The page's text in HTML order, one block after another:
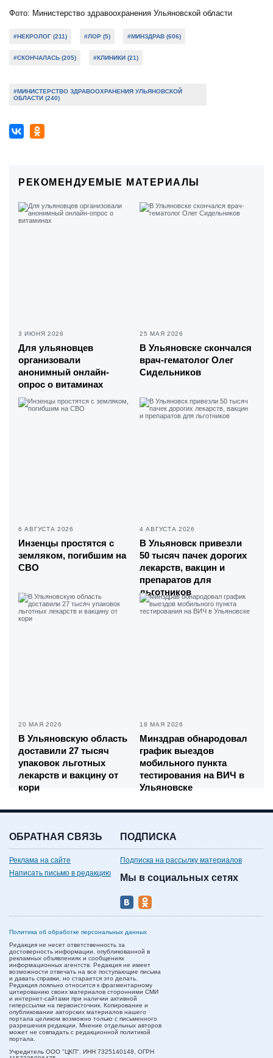
Фото: Министерство здравоохранения Ульяновской области
#НЕКРОЛОГ (211) #ЛОР (5) #МИНЗДРАВ (606)
#СКОНЧАЛАСЬ (205) #КЛИНИКИ (21)
#МИНИСТЕРСТВО ЗДРАВООХРАНЕНИЯ УЛЬЯНОВСКОЙ
ОБЛАСТИ (240)
РЕКОМЕНДУЕМЫЕ МАТЕРИАЛЫ
3 ИЮНЯ 2026
Для ульяновцев
организовали
анонимный онлайн-
опрос о витаминах
25 МАЯ 2026
В Ульяновске скончался
врач-гематолог Олег
Сидельников
6 АВГУСТА 2026
Инзенцы простятся с
земляком, погибшим на
СВО
4 АВГУСТА 2026
В Ульяновск привезли
50 тысяч пачек дорогих
лекарств, вакцин и
препаратов для
льготников
20 МАЯ 2026
В Ульяновскую область
доставили 27 тысяч
упаковок льготных
лекарств и вакцину от
кори
18 МАЯ 2026
Минздрав обнародовал
график выездов
мобильного пункта
тестирования на ВИЧ в
Ульяновске
ОБРАТНАЯ СВЯЗЬ
Реклама на сайте
Написать письмо в редакцию
ПОДПИСКА
Подписка на рассылку материалов
Мы в социальных сетях
Политика об обработке персональных данных
Редакция не несет ответственность за
достоверность информации, опубликованной в
рекламных объявлениях и сообщениях
информационных агентств. Редакция не имеет
возможности отвечать на все поступающие письма
и давать справки, но старается это делать.
Редакция лояльно относится к фрагментарному
цитированию своих материалов сторонними СМИ
и интернет-сайтами при наличии активной
гиперссылки на первоисточник. Копирование и
опубликование авторских материалов нашего
портала целиком возможно только с письменного
разрешения редакции. Мнение отдельных авторов
может не совпадать с редакционной политикой
портала.
Учредитель ООО "ЦКП". ИНН 7325140148, ОГРН